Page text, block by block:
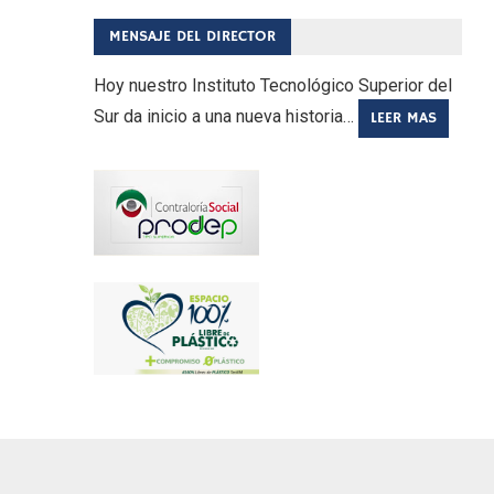
MENSAJE DEL DIRECTOR
Hoy nuestro Instituto Tecnológico Superior del
Sur da inicio a una nueva historia…
LEER MAS